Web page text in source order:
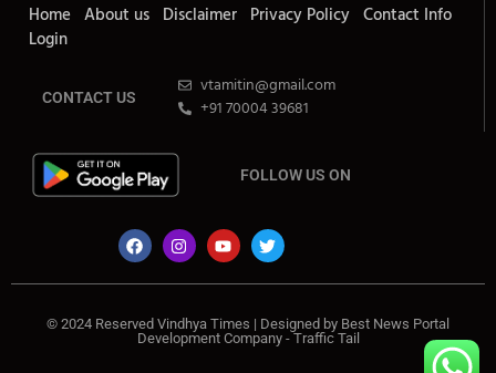
Home About us Disclaimer Privacy Policy Contact Info
Login
CONTACT US
vtamitin@gmail.com
+91 70004 39681
FOLLOW US ON
© 2024 Reserved Vindhya Times | Designed by Best News Portal
Development Company- Traffic Tail